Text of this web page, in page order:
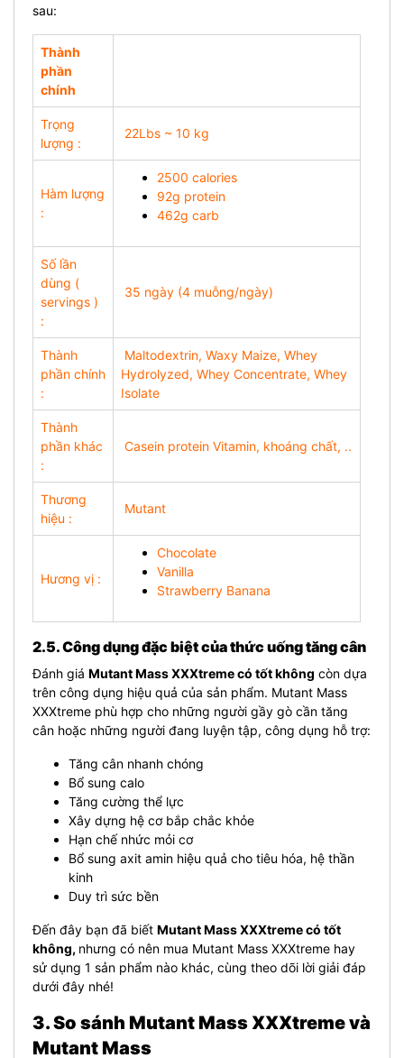
sau:
Thành
phần
chính
Trọng
lượng :
22Lbs ~ 10 kg
Hàm lượng
:
2500 calories
92g protein
462g carb
Số lần
dùng (
servings )
:
35 ngày (4 muỗng/ngày)
Thành
phần chính
:
Maltodextrin, Waxy Maize, Whey
Hydrolyzed, Whey Concentrate, Whey
Isolate
Thành
phần khác
:
Casein protein Vitamin, khoáng chất, ..
Thương
hiệu :
Mutant
Hương vị :
Chocolate
Vanilla
Strawberry Banana
2.5. Công dụng đặc biệt của thức uống tăng cân
Đánh giá Mutant Mass XXXtreme có tốt không còn dựa
trên công dụng hiệu quả của sản phẩm. Mutant Mass
XXXtreme phù hợp cho những người gầy gò cần tăng
cân hoặc những người đang luyện tập, công dụng hỗ trợ:
Tăng cân nhanh chóng
Bổ sung calo
Tăng cường thể lực
Xây dựng hệ cơ bắp chắc khỏe
Hạn chế nhức mỏi cơ
Bổ sung axit amin hiệu quả cho tiêu hóa, hệ thần
kinh
Duy trì sức bền
Đến đây bạn đã biết Mutant Mass XXXtreme có tốt
không, nhưng có nên mua Mutant Mass XXXtreme hay
sử dụng 1 sản phẩm nào khác, cùng theo dõi lời giải đáp
dưới đây nhé!
3. So sánh Mutant Mass XXXtreme và
Mutant Mass